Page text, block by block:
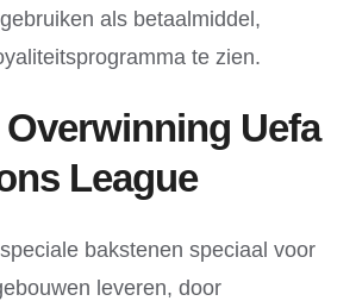
als betaalmiddel,
te zien.
Overwinning Uefa
League
bakstenen speciaal voor
leveren, door